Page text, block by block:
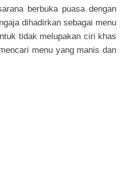
berbuka puasa dengan
dihadirkan sebagai menu
tidak melupakan ciri khas
menu yang manis dan